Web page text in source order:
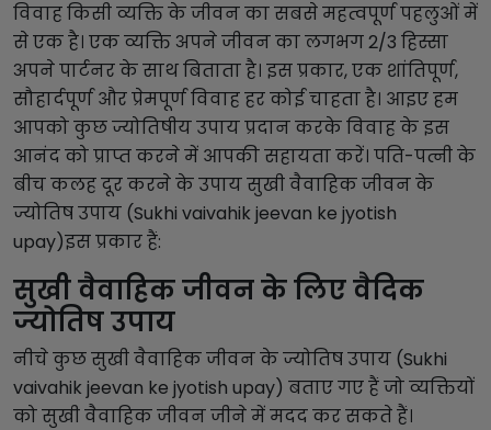
विवाह किसी व्यक्ति के जीवन का सबसे महत्वपूर्ण पहलुओं में
से एक है। एक व्यक्ति अपने जीवन का लगभग 2/3 हिस्सा
अपने पार्टनर के साथ बिताता है। इस प्रकार, एक शांतिपूर्ण,
सौहार्दपूर्ण और प्रेमपूर्ण विवाह हर कोई चाहता है। आइए हम
आपको कुछ ज्योतिषीय उपाय प्रदान करके विवाह के इस
आनंद को प्राप्त करने में आपकी सहायता करें। पति-पत्नी के
बीच कलह दूर करने के उपाय सुखी वैवाहिक जीवन के
ज्योतिष उपाय (Sukhi vaivahik jeevan ke jyotish
upay)इस प्रकार हैं:
सुखी वैवाहिक जीवन के लिए वैदिक
ज्योतिष उपाय
नीचे कुछ सुखी वैवाहिक जीवन के ज्योतिष उपाय (Sukhi
vaivahik jeevan ke jyotish upay) बताए गए हैं जो व्यक्तियों
को सुखी वैवाहिक जीवन जीने में मदद कर सकते हैं।